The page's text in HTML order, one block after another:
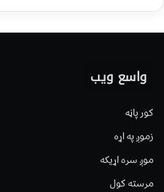
واسع ویب
کور پاڼه
زموږ په اړه
موږ سره اړیکه
مرسته کول